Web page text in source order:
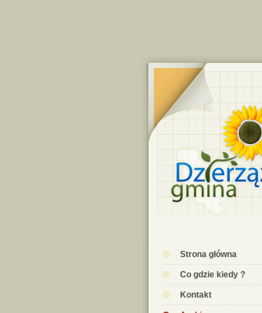
Strona główna
Co gdzie kiedy ?
Kontakt